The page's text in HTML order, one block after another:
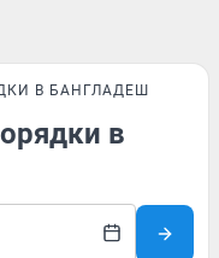
В БАНГЛАДЕШ
в